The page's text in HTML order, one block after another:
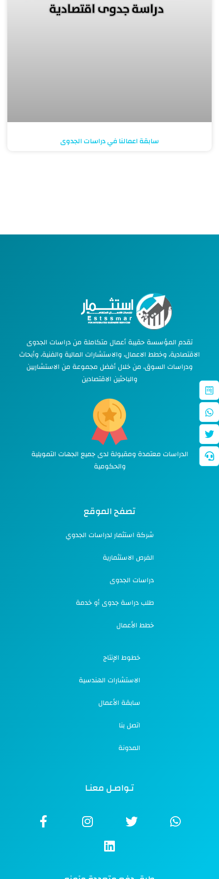
سابقة اعمالنا في دراسات الجدوى
تقدم المؤسسة حقيبة أعمال متكاملة من دراسات الجدوى
الاقتصادية، وخطط الاعمال، والاستشارات المالية والفنية، وأبحاث
ودراسات السوق، من خلال أفضل مجموعة من الاستشاريين
والباحثين الاقتصادين
الدراسات معتمدة ومقبولة لدى جميع الجهات التمويلية
والحكومية
تصفح الموقع
شركة استثمار لدراسات الجدوي
الفرص الاستثمارية
دراسات الجدوى
طلب دراسة جدوى أو خدمة
خطط الأعمال
خطوط الإنتاج
الاستشارات الهندسية
سابقة الأعمال
اتصل بنا
المدونة
تـواصـل معنـا